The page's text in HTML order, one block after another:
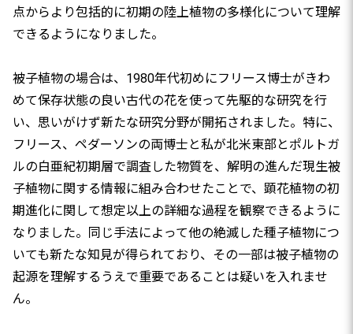
点からより包括的に初期の陸上植物の多様化について理解
できるようになりました。
被子植物の場合は、1980年代初めにフリース博士がきわ
めて保存状態の良い古代の花を使って先駆的な研究を行
い、思いがけず新たな研究分野が開拓されました。特に、
フリース、ペダーソンの両博士と私が北米東部とポルトガ
ルの白亜紀初期層で調査した物質を、解明の進んだ現生被
子植物に関する情報に組み合わせたことで、顕花植物の初
期進化に関して想定以上の詳細な過程を観察できるように
なりました。同じ手法によって他の絶滅した種子植物につ
いても新たな知見が得られており、その一部は被子植物の
起源を理解するうえで重要であることは疑いを入れませ
ん。